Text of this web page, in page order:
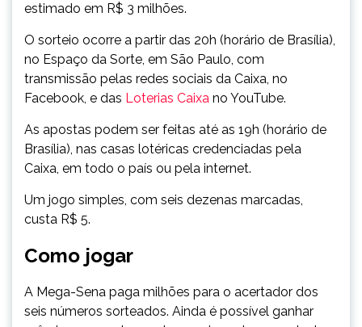
estimado em R$ 3 milhões.
O sorteio ocorre a partir das 20h (horário de Brasília),
no Espaço da Sorte, em São Paulo, com
transmissão pelas redes sociais da Caixa, no
Facebook, e das Loterias Caixa no YouTube.
As apostas podem ser feitas até as 19h (horário de
Brasília), nas casas lotéricas credenciadas pela
Caixa, em todo o país ou pela internet.
Um jogo simples, com seis dezenas marcadas,
custa R$ 5.
Como jogar
A Mega-Sena paga milhões para o acertador dos
seis números sorteados. Ainda é possível ganhar